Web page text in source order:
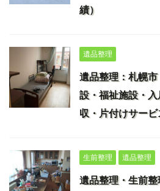
績）
遺品整理
遺品整理：札幌
設・福祉施設・
収・片付けサー
生前整理 遺品整理
遺品整理・生前